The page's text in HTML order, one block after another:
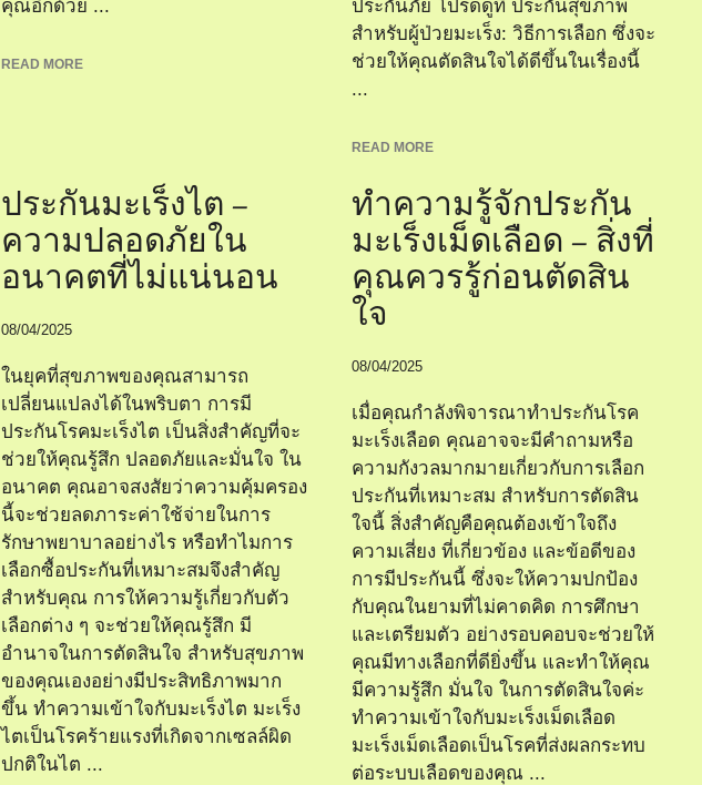
คุณอีกด้วย ...
READ MORE
ประกันภัย โปรดดูที่ ประกันสุขภาพ
สำหรับผู้ป่วยมะเร็ง: วิธีการเลือก ซึ่งจะ
ช่วยให้คุณตัดสินใจได้ดีขึ้นในเรื่องนี้
...
READ MORE
ประกันมะเร็งไต –
ความปลอดภัยใน
อนาคตที่ไม่แน่นอน
08/04/2025
ในยุคที่สุขภาพของคุณสามารถ
เปลี่ยนแปลงได้ในพริบตา การมี
ประกันโรคมะเร็งไต เป็นสิ่งสำคัญที่จะ
ช่วยให้คุณรู้สึก ปลอดภัยและมั่นใจ ใน
อนาคต คุณอาจสงสัยว่าความคุ้มครอง
นี้จะช่วยลดภาระค่าใช้จ่ายในการ
รักษาพยาบาลอย่างไร หรือทำไมการ
เลือกซื้อประกันที่เหมาะสมจึงสำคัญ
สำหรับคุณ การให้ความรู้เกี่ยวกับตัว
เลือกต่าง ๆ จะช่วยให้คุณรู้สึก มี
อำนาจในการตัดสินใจ สำหรับสุขภาพ
ของคุณเองอย่างมีประสิทธิภาพมาก
ขึ้น ทำความเข้าใจกับมะเร็งไต มะเร็ง
ไตเป็นโรคร้ายแรงที่เกิดจากเซลล์ผิด
ปกติในไต ...
ทำความรู้จักประกัน
มะเร็งเม็ดเลือด – สิ่งที่
คุณควรรู้ก่อนตัดสิน
ใจ
08/04/2025
เมื่อคุณกำลังพิจารณาทำประกันโรค
มะเร็งเลือด คุณอาจจะมีคำถามหรือ
ความกังวลมากมายเกี่ยวกับการเลือก
ประกันที่เหมาะสม สำหรับการตัดสิน
ใจนี้ สิ่งสำคัญคือคุณต้องเข้าใจถึง
ความเสี่ยง ที่เกี่ยวข้อง และข้อดีของ
การมีประกันนี้ ซึ่งจะให้ความปกป้อง
กับคุณในยามที่ไม่คาดคิด การศึกษา
และเตรียมตัว อย่างรอบคอบจะช่วยให้
คุณมีทางเลือกที่ดียิ่งขึ้น และทำให้คุณ
มีความรู้สึก มั่นใจ ในการตัดสินใจค่ะ
ทำความเข้าใจกับมะเร็งเม็ดเลือด
มะเร็งเม็ดเลือดเป็นโรคที่ส่งผลกระทบ
ต่อระบบเลือดของคุณ ...